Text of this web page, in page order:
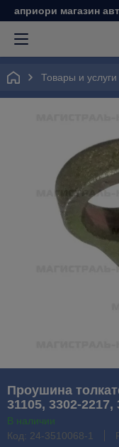
априори магазин
Товары и услуги
Проушина
31105, 3302-2217,
В наличии
Код: 24-3510068-1